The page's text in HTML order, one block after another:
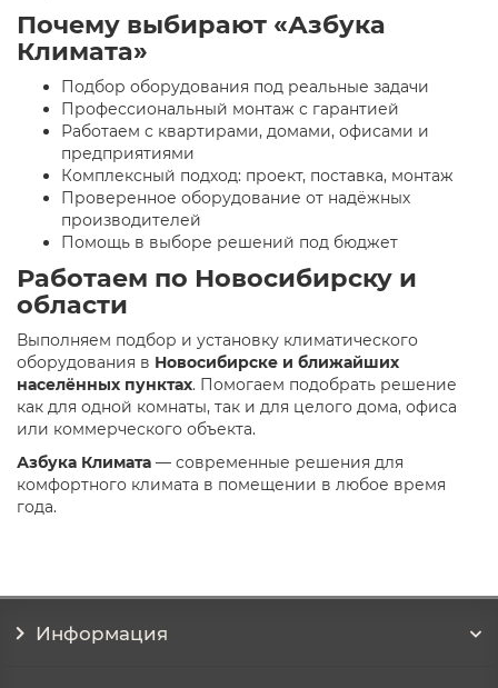
Почему выбирают «Азбука
Климата»
Подбор оборудования под реальные задачи
Профессиональный монтаж с гарантией
Работаем с квартирами, домами, офисами и
предприятиями
Комплексный подход: проект, поставка, монтаж
Проверенное оборудование от надёжных
производителей
Помощь в выборе решений под бюджет
Работаем по Новосибирску и
области
Выполняем подбор и установку климатического
оборудования в Новосибирске и ближайших
населённых пунктах. Помогаем подобрать решение
как для одной комнаты, так и для целого дома, офиса
или коммерческого объекта.
Азбука Климата — современные решения для
комфортного климата в помещении в любое время
года.
Информация